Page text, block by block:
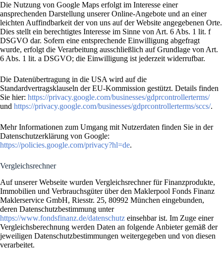
Die Nutzung von Google Maps erfolgt im Interesse einer
ansprechenden Darstellung unserer Online-Angebote und an einer
leichten Auffindbarkeit der von uns auf der Website angegebenen Orte.
Dies stellt ein berechtigtes Interesse im Sinne von Art. 6 Abs. 1 lit. f
DSGVO dar. Sofern eine entsprechende Einwilligung abgefragt
wurde, erfolgt die Verarbeitung ausschließlich auf Grundlage von Art.
6 Abs. 1 lit. a DSGVO; die Einwilligung ist jederzeit widerrufbar.
Die Datenübertragung in die USA wird auf die
Standardvertragsklauseln der EU-Kommission gestützt. Details finden
Sie hier: https://privacy.google.com/businesses/gdprcontrollerterms/
und https://privacy.google.com/businesses/gdprcontrollerterms/sccs/.
Mehr Informationen zum Umgang mit Nutzerdaten finden Sie in der
Datenschutzerklärung von Google:
https://policies.google.com/privacy?hl=de.
Vergleichsrechner
Auf unserer Webseite wurden Vergleichsrechner für Finanzprodukte,
Immobilien und Verbrauchsgüter über den Maklerpool Fonds Finanz
Maklerservice GmbH, Riesstr. 25, 80992 München eingebunden,
deren Datenschutzbestimmung unter
https://www.fondsfinanz.de/datenschutz einsehbar ist. Im Zuge einer
Vergleichsberechnung werden Daten an folgende Anbieter gemäß der
jeweiligen Datenschutzbestimmungen weitergegeben und von diesen
verarbeitet.